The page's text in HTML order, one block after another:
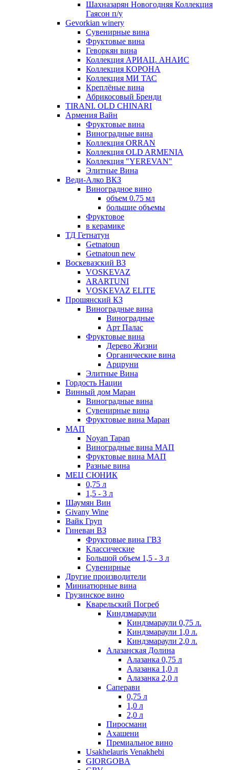
Шахназарян Новогодняя Коллекция
Гаясон п/у
Gevorkian winery
Сувенирные вина
Фруктовые вина
Геворкян вина
Коллекция АРИАЦ. АНАИС
Коллекция КОРОНА
Коллекция МИ ТАС
Креплёные вина
Абрикосовый Бренди
TIRANI. OLD CHINARI
Армения Вайн
Фруктовые вина
Виноградные вина
Коллекция ORRAN
Коллекция OLD ARMENIA
Коллекция "YEREVAN"
Элитные Вина
Веди-Алко ВКЗ
Виноградное вино
объем 0.75 мл
большие объемы
Фруктовое
в керамике
ТД Гетнатун
Getnatoun
Getnatoun new
Воскевазский ВЗ
VOSKEVAZ
ARARTUNI
VOSKEVAZ ELITE
Прошянский КЗ
Виноградные вина
Виноградные
Арт Палас
Фруктовые вина
Дерево Жизни
Органические вина
Арцруни
Элитные Вина
Гордость Нации
Винный дом Маран
Виноградные вина
Сувенирные вина
Фруктовые вина Маран
МАП
Noyan Tapan
Виноградные вина МАП
Фруктовые вина МАП
Разные вина
МЕЦ СЮНИК
0,75 л
1,5 - 3 л
Шаумян Вин
Givany Wine
Вайк Груп
Гиневан ВЗ
Фруктовые вина ГВЗ
Классические
Большой объем 1,5 - 3 л
Сувенирные
Другие производители
Миниатюрные вина
Грузинское вино
Кварельский Погреб
Киндзмараули
Киндзмараули 0,75 л.
Киндзмараули 1,0 л.
Киндзмараули 2,0 л.
Алазанская Долина
Алазанка 0,75 л
Алазанка 1,0 л
Алазанка 2,0 л
Саперави
0,75 л
1,0 л
2,0 л
Пиросмани
Ахашени
Премиальное вино
Usakhelauris Venakhebi
GIORGOBA